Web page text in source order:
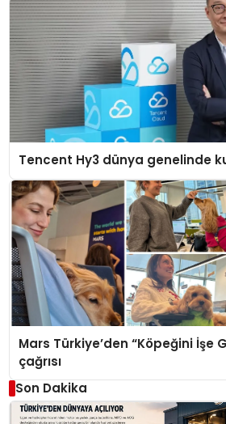
Tencent Hy3 dünya genelinde
Mars Türkiye’den “Köpeğini İşe
çağrısı
Son Dakika